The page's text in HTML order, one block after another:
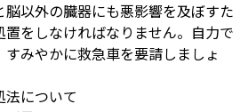
以外の臓器にも悪影響を及ぼすた
をしなければなりません。自力で
みやかに救急車を要請しましょ
について